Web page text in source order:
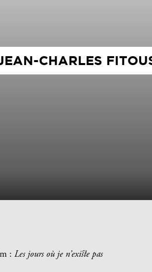
CHARLES
:Les jours où je n’existe pas